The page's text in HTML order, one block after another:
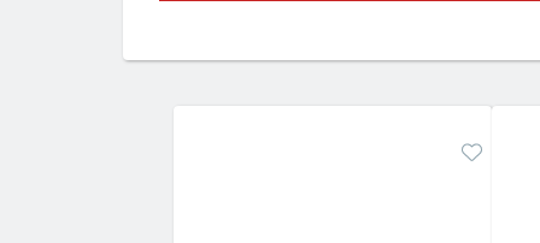
семьи, класс энергопотребления не